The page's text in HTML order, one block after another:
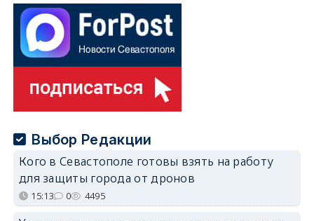
Выбор Редакции
Кого в Севастополе готовы взять на работу
для защиты города от дронов
15:13 0 4495